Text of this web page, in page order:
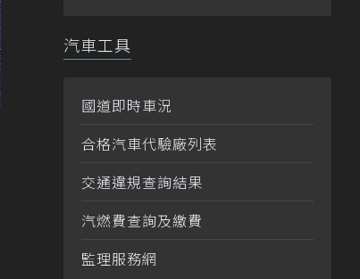
汽車工具
國道即時車況
合格汽車代驗廠列表
交通違規查詢結果
汽燃費查詢及繳費
監理服務網